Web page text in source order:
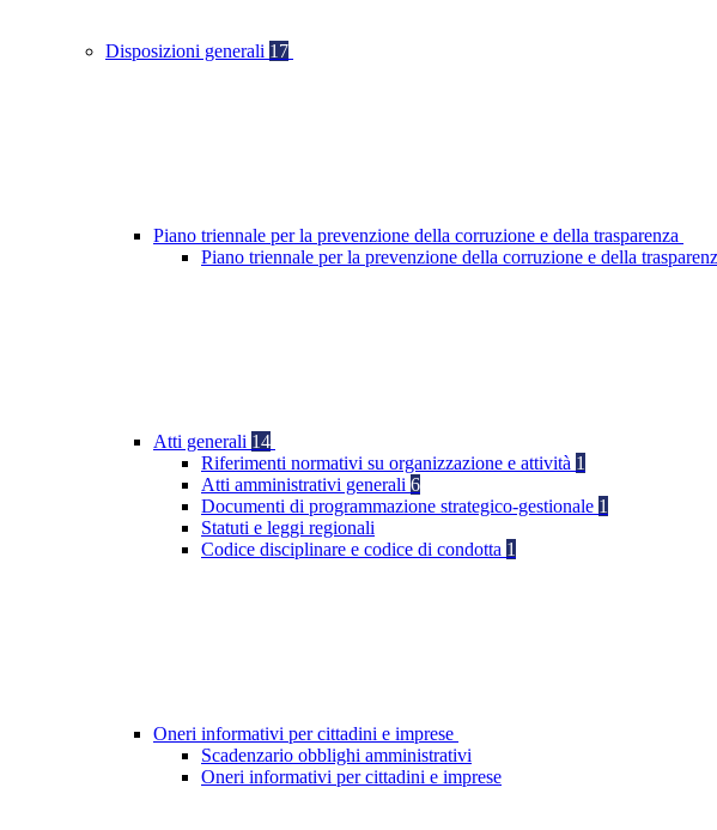
Disposizioni generali 17
Piano triennale per la prevenzione della corruzione e della trasparenza
Piano triennale per la prevenzione della corruzione e della
Atti generali 14
Riferimenti normativi su organizzazione e attività 1
Atti amministrativi generali 6
Documenti di programmazione strategico-gestionale 1
Statuti e leggi regionali
Codice disciplinare e codice di condotta 1
Oneri informativi per cittadini e imprese
Scadenzario obblighi amministrativi
Oneri informativi per cittadini e imprese